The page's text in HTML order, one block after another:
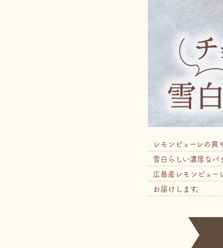
レモンピューレの
雪白らしい濃厚なバ
広島産レモンピュー
お届けします。